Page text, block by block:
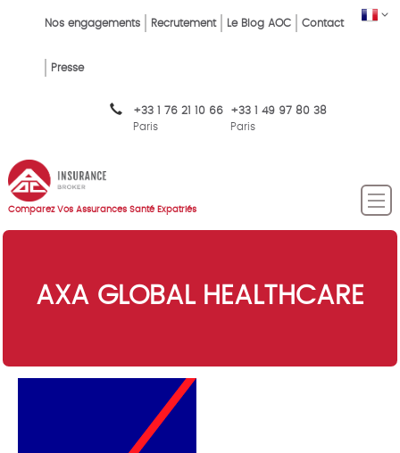
content
FR
Top
Menu
FR
Nos engagements Recrutement Le Blog AOC Contact
Presse
+33 1 76 21 10 66
Paris
+33 1 49 97 80 38
Paris
Comparez Vos Assurances Santé Expatriés
AXA GLOBAL HEALTHCARE